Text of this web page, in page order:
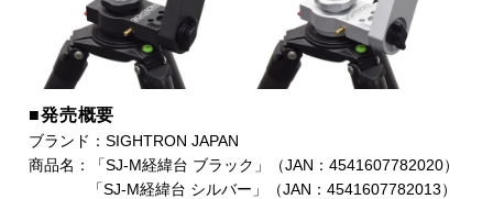
■発売概要
ブランド：SIGHTRON JAPAN
商品名：「SJ-M経緯台 ブラック」（JAN：4541607782020）
「SJ-M経緯台 シルバー」（JAN：4541607782013）